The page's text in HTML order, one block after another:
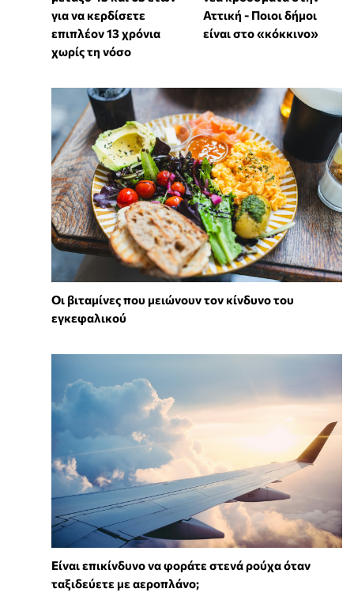
για να κερδίσετε
επιπλέον 13 χρόνια
χωρίς τη νόσο
Αττική - Ποιοι δήμοι
είναι στο «κόκκινο»
Οι βιταμίνες που μειώνουν τον κίνδυνο του
εγκεφαλικού
⁠Είναι επικίνδυνο να φοράτε στενά ρούχα όταν
ταξιδεύετε με αεροπλάνο;